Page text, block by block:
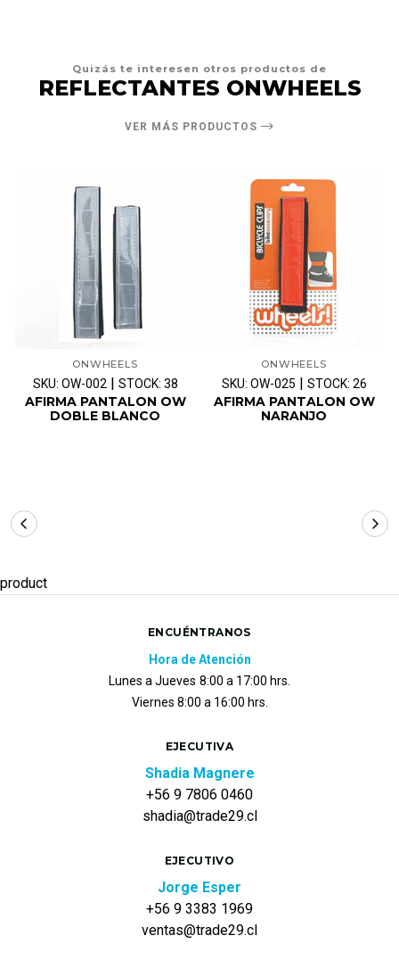
Quizás te interesen otros productos de
REFLECTANTES ONWHEELS
VER MÁS PRODUCTOS
ONWHEELS
SKU: OW-002| STOCK: 38
AFIRMA PANTALON OW
DOBLE BLANCO
ONWHEELS
SKU: OW-025 STOCK: 26
AFIRMA PANTALON OW
NARANJO
product
ENCUÉNTRANOS
Hora de Atención
Lunes a Jueves 8:00 a 17:00 hrs.
Viernes 8:00 a 16:00 hrs.
EJECUTIVA
Shadia Magnere
+56 9 7806 0460
shadia@trade29.cl
EJECUTIVO
Jorge Esper
+56 9 3383 1969
ventas@trade29.cl